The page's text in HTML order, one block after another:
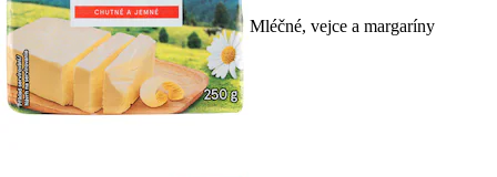
Mléčné, vejce a margaríny